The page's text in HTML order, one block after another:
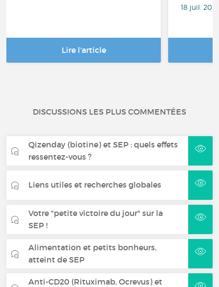
Lire l'article
18 juil.
DISCUSSIONS LES PLUS COMMENTÉES
Qizenday (biotine) et SEP : quels effets
ressentez-vous ?
Liens utiles et recherches globales
Votre "petite victoire du jour" sur la
SEP !
Alimentation et petits bonheurs,
atteint de SEP
Anti-CD20 (Rituximab, Ocrevus) et